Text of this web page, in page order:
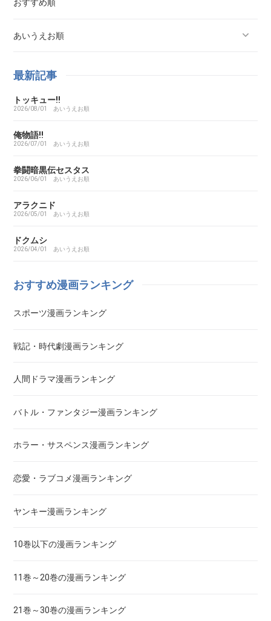
おすすめ順
あいうえお順
ああ探偵事務所
ARMS（アームズ）
あいこら
アイシールド21
I’S（アイズ）
最新記事
トッキュー!!
2026/08/01 あいうえお順
俺物語!!
2026/07/01 あいうえお順
拳闘暗黒伝セスタス
2026/06/01 あいうえお順
アラクニド
2026/05/01 あいうえお順
ドクムシ
2026/04/01 あいうえお順
おすすめ漫画ランキング
スポーツ漫画ランキング
戦記・時代劇漫画ランキング
人間ドラマ漫画ランキング
バトル・ファンタジー漫画ランキング
ホラー・サスペンス漫画ランキング
恋愛・ラブコメ漫画ランキング
ヤンキー漫画ランキング
10巻以下の漫画ランキング
11巻～20巻の漫画ランキング
21巻～30巻の漫画ランキング